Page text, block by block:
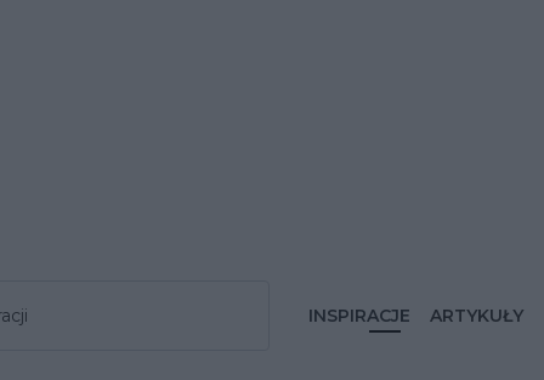
INSPIRACJE ARTYKUŁY